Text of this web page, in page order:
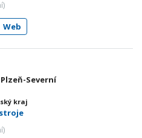
Web
Plzeň-Severní
kraj